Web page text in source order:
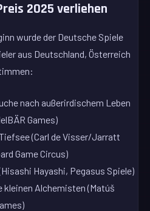
2025 verliehen
wurde der Deutsche Spiele
aus Deutschland, Österreich
nach außerirdischem Leben
Games)
(Carl de Visser/Jarratt
Game Circus)
Hayashi, Pegasus Spiele)
kleinen Alchemisten (Matúš